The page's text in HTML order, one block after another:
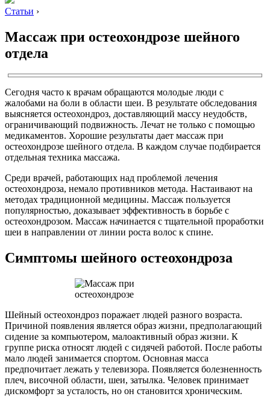
Статьи ›
Массаж при остеохондрозе шейного
отдела
Сегодня часто к врачам обращаются молодые люди с
жалобами на боли в области шеи. В результате обследования
выясняется остеохондроз, доставляющий массу неудобств,
ограничивающий подвижность. Лечат не только с помощью
медикаментов. Хорошие результаты дает массаж при
остеохондрозе шейного отдела. В каждом случае подбирается
отдельная техника массажа.
Среди врачей, работающих над проблемой лечения
остеохондроза, немало противников метода. Настаивают на
методах традиционной медицины. Массаж пользуется
популярностью, доказывает эффективность в борьбе с
остеохондрозом. Массаж начинается с тщательной проработки
шеи в направлении от линии роста волос к спине.
Симптомы шейного остеохондроза
Шейный остеохондроз поражает людей разного возраста.
Причиной появления является образ жизни, предполагающий
сидение за компьютером, малоактивный образ жизни. К
группе риска относят людей с сидячей работой. После работы
мало людей занимается спортом. Основная масса
предпочитает лежать у телевизора. Появляется болезненность
плеч, височной области, шеи, затылка. Человек принимает
дискомфорт за усталость, но он становится хроническим.